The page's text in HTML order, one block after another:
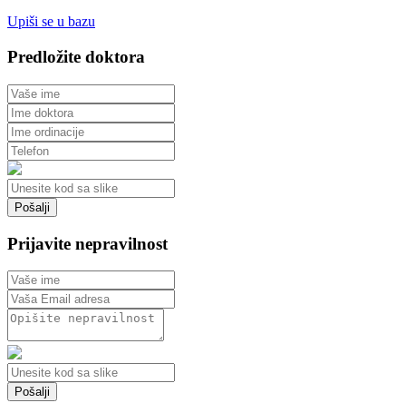
Upiši se u bazu
Predložite doktora
Prijavite nepravilnost